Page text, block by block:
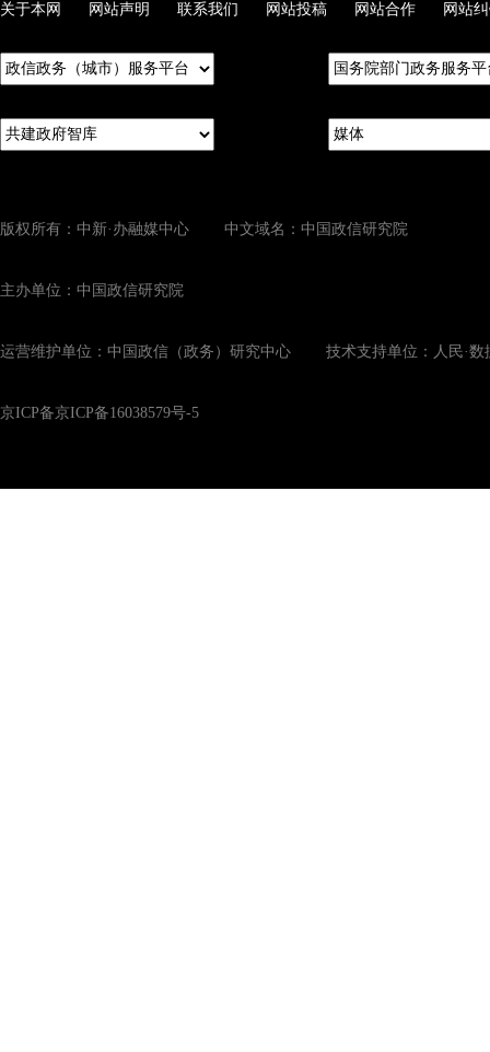
关于本网 网站声明 联系我们 网站投稿 网站合作 网站
版权所有：中新·办融媒中心 中文域名：中国政信研究院
主办单位：中国政信研究院
运营维护单位：中国政信（政务）研究中心 技术支持单位：人民·数
京ICP备京ICP备16038579号-5